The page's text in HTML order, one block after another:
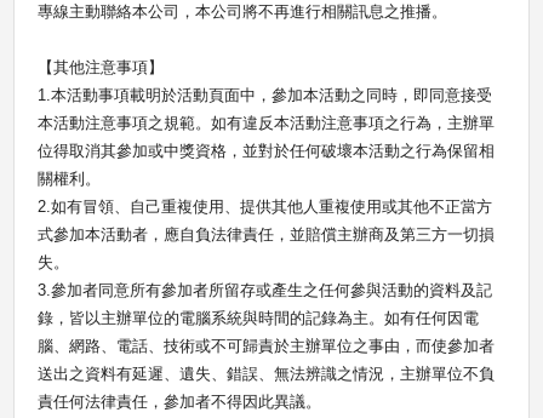
專線主動聯絡本公司，本公司將不再進行相關訊息之推播。
【其他注意事項】
1. 本活動事項載明於活動頁面中，參加本活動之同時，即同意接受
本活動注意事項之規範。如有違反本活動注意事項之行為，主辦單
位得取消其參加或中獎資格，並對於任何破壞本活動之行為保留相
關權利。
2. 如有冒領、自己重複使用、提供其他人重複使用或其他不正當方
式參加本活動者，應自負法律責任，並賠償主辦商及第三方一切損
失。
3. 參加者同意所有參加者所留存或產生之任何參與活動的資料及記
錄，皆以主辦單位的電腦系統與時間的記錄為主。如有任何因電
腦、網路、電話、技術或不可歸責於主辦單位之事由，而使參加者
送出之資料有延遲、遺失、錯誤、無法辨識之情況，主辦單位不負
責任何法律責任，參加者不得因此異議。